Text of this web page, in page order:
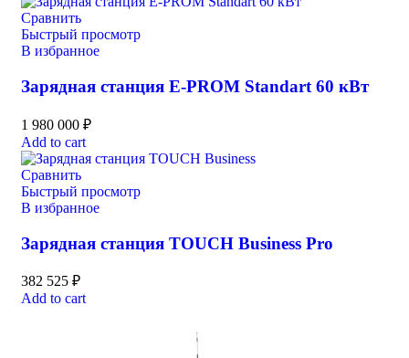
Сравнить
Быстрый просмотр
В избранное
Зарядная станция E-PROM Standart 60 кВт
1 980 000 ₽
Add to cart
Сравнить
Быстрый просмотр
В избранное
Зарядная станция TOUCH Business Pro
382 525 ₽
Add to cart